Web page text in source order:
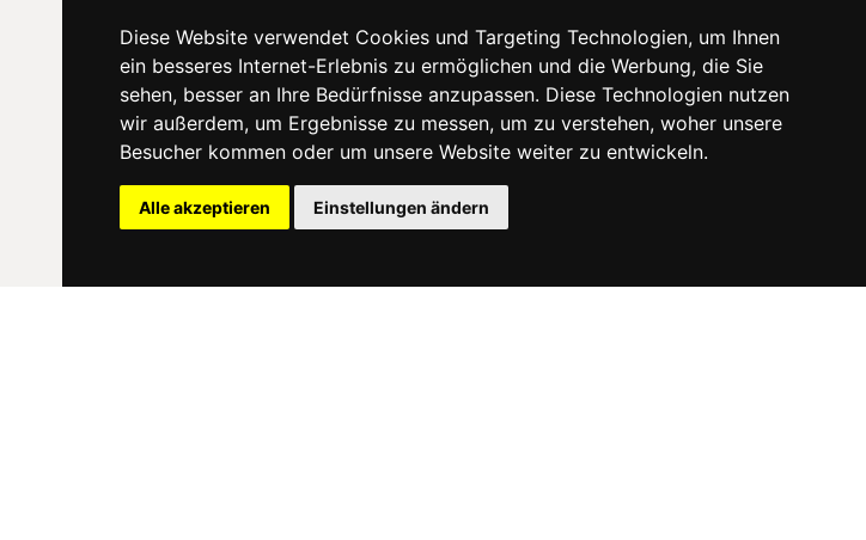
Diese Website verwendet Cookies und Targeting Technologien, um Ihnen
ein besseres Internet-Erlebnis zu ermöglichen und die Werbung, die Sie
sehen, besser an Ihre Bedürfnisse anzupassen. Diese Technologien nutzen
wir außerdem, um Ergebnisse zu messen, um zu verstehen, woher unsere
Besucher kommen oder um unsere Website weiter zu entwickeln.
Alle akzeptieren Einstellungen ändern